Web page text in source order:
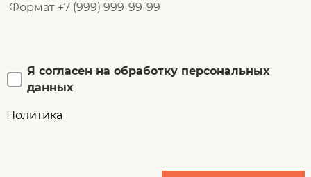
Формат +7 (999) 999-99-99
Я согласен на обработку персональных
данных
Политика